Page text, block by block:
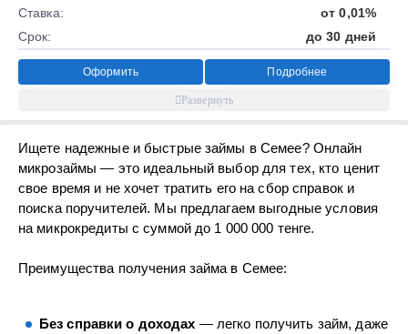
Ставка:
от 0,01%
Срок:
до 30 дней
Оформить Подробнее
Ищете надежные и быстрые займы в Семее? Онлайн
микрозаймы — это идеальный выбор для тех, кто ценит
свое время и не хочет тратить его на сбор справок и
поиска поручителей. Мы предлагаем выгодные условия
на микрокредиты с суммой до 1 000 000 тенге.
Преимущества получения займа в Семее:
Без справки о доходах — легко получить займ, даже